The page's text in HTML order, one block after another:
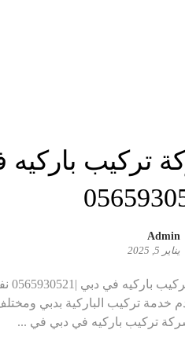
تركيب
Admin
يناير 5, 2025
خدمة تركيب الباركية بدبي
تركيب باركيه في دبي في ...